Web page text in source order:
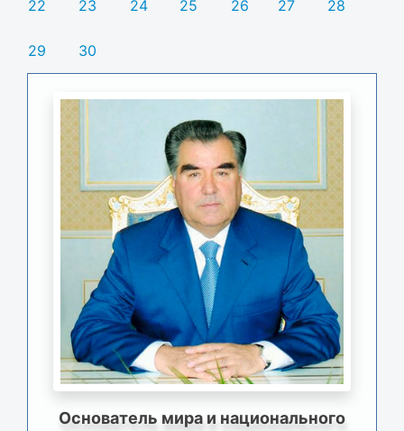
22 23 24 25 26 27 28
29 30
Основатель мира и национального